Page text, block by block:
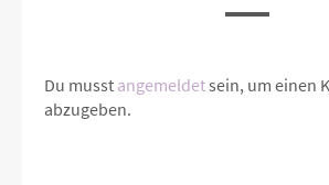
Du musst angemeldetsein, um einen
abzugeben.